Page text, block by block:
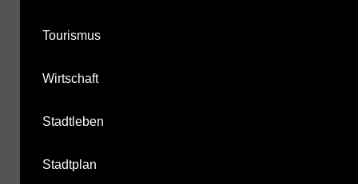
Tourismus
Wirtschaft
Stadtleben
Stadtplan